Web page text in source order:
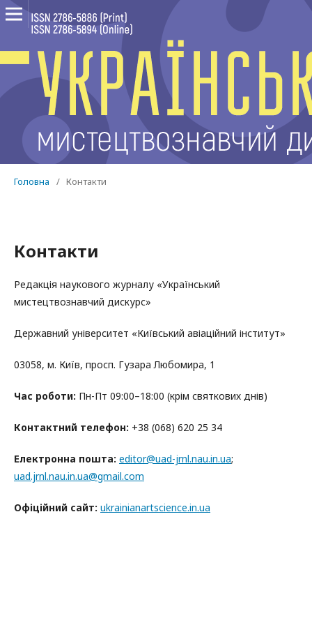
Головна / Контакти
Контакти
Редакція наукового журналу «Український
мистецтвознавчий дискурс»
Державний університет «Київський авіаційний інститут»
03058, м. Київ, просп. Гузара Любомира, 1
Час роботи: Пн-Пт 09:00–18:00 (крім святкових днів)
Контактний телефон: +38 (068) 620 25 34
Електронна пошта: editor@uad-jrnl.nau.in.ua;
uad.jrnl.nau.in.ua@gmail.com
Офіційний сайт: ukrainianartscience.in.ua